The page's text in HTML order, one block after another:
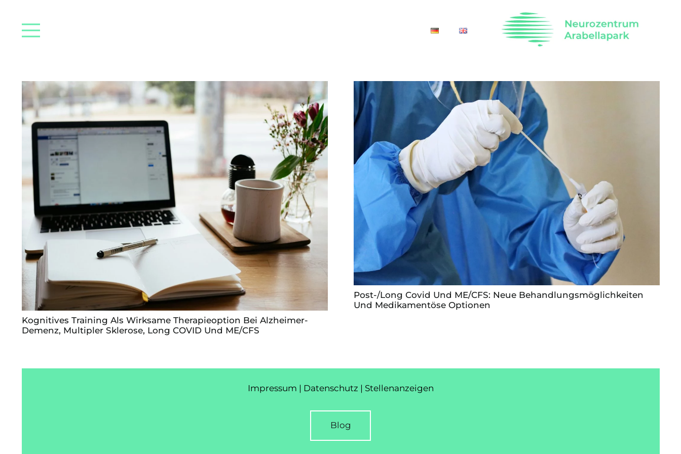
Kognitives Training Als Wirksame Therapieoption Bei Alzheimer-
Demenz, Multipler Sklerose, Long COVID Und ME/CFS
Post-/Long Covid Und ME/CFS: Neue Behandlungsmöglichkeiten
Und Medikamentöse Optionen
Impressum | Datenschutz | Stellenanzeigen
Blog